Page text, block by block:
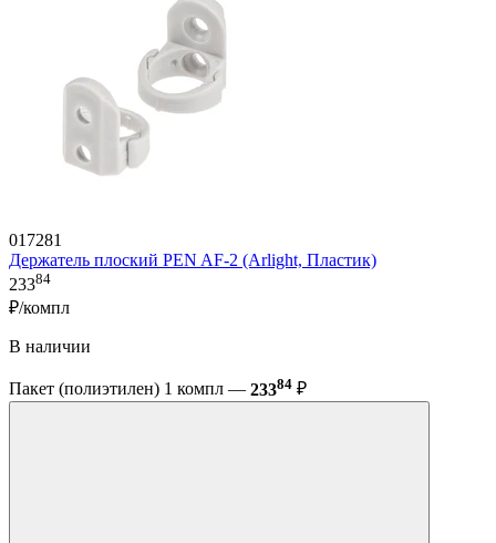
017281
Держатель плоский PEN AF-2 (Arlight, Пластик)
23384
₽/компл
В наличии
Пакет (полиэтилен) 1 компл — 23384 ₽